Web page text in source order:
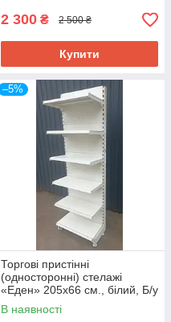
2 300 ₴ 2 500 ₴
Купити
–5%
Торгові пристінні
(односторонні) стелажі
«Еден» 205х66 см., білий, Б/у
В наявності